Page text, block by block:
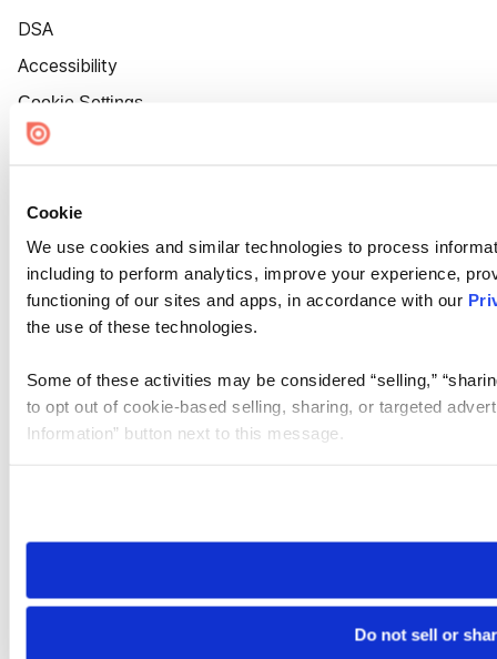
Cookie
We use cookies and similar technologies to process
including to perform analytics, improve your experience,
functioning of our sites and apps, in accordance with our
the use of these technologies.
Some of these activities may be considered “selling,”
to opt out of cookie-based selling, sharing, or targeted
Information” button next to this message.
need to be set again.
Do not sell or
DSA
Accessibility
Cookie Settings